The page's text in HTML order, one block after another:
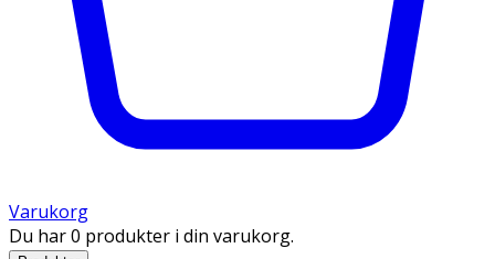
Varukorg
Du har 0 produkter i din varukorg.